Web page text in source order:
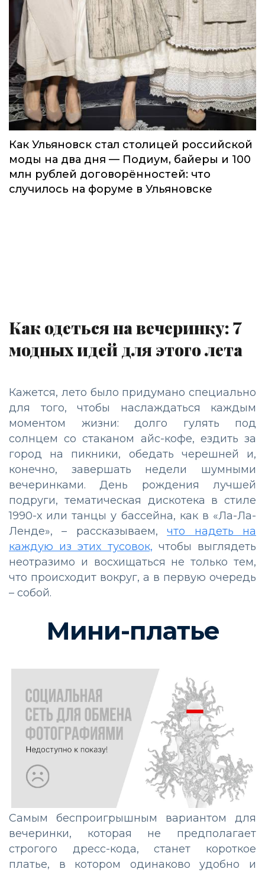
Как Ульяновск стал столицей российской
моды на два дня — Подиум, байеры и 100
млн рублей договорённостей: что
случилось на форуме в Ульяновске
Как одеться на вечеринку: 7
модных идей для этого лета
Кажется, лето было придумано специально
для того, чтобы наслаждаться каждым
моментом жизни: долго гулять под
солнцем со стаканом айс-кофе, ездить за
город на пикники, обедать черешней и,
конечно, завершать недели шумными
вечеринками. День рождения лучшей
подруги, тематическая дискотека в стиле
1990-х или танцы у бассейна, как в «Ла-Ла-
Ленде», – рассказываем,что надеть на
каждую из этих тусовок, чтобы выглядеть
неотразимо и восхищаться не только тем,
что происходит вокруг, а в первую очередь
– собой.
Мини-платье
Самым беспроигрышным вариантом для
вечеринки, которая не предполагает
строгого дресс-кода, станет короткое
платье, в котором одинаково удобно и